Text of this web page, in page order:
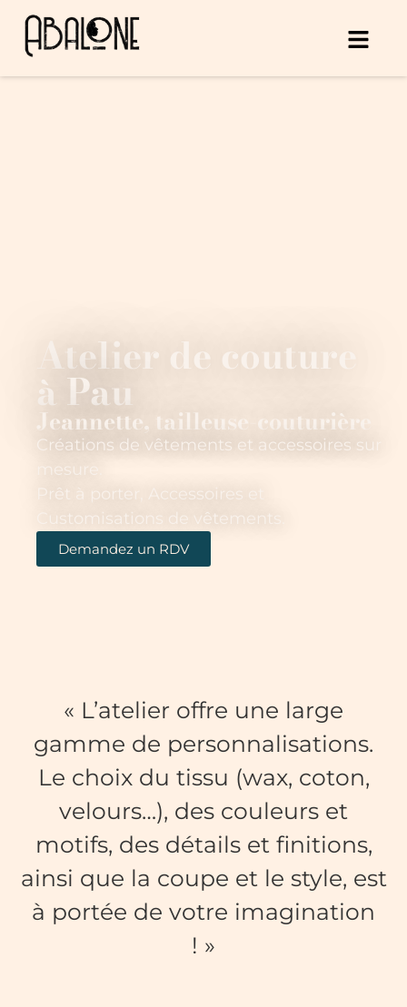
Atelier de couture
à Pau
Jeannette, tailleuse-couturière
Créations de vêtements et accessoires sur
mesure.
Prêt à porter, Accessoires et
Customisations de vêtements.
Demandez un RDV
« L’atelier offre une large
gamme de personnalisations.
Le choix du tissu (wax, coton,
velours…), des couleurs et
motifs, des détails et finitions,
ainsi que la coupe et le style, est
à portée de votre imagination
! »